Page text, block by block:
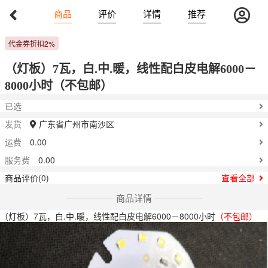
商品 评价 详情 推荐
Previous
￥1.2-1.3
代金券折扣2%
（灯板）7瓦，白.中.暖，线性配白皮电解6000－
8000小时（不包邮）
已选
发货
广东省广州市南沙区
运费
0.00
服务费
0.00
商品评价(0)
查看全部
商品详情
（灯板）7瓦，白.中.暖，线性配白皮电解6000－8000小时 （不包邮）